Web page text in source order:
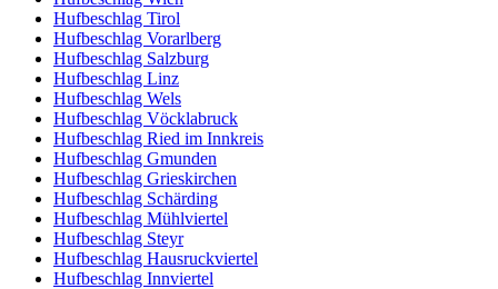
Hufbeschlag Tirol
Hufbeschlag Vorarlberg
Hufbeschlag Salzburg
Hufbeschlag Linz
Hufbeschlag Wels
Hufbeschlag Vöcklabruck
Hufbeschlag Ried im Innkreis
Hufbeschlag Gmunden
Hufbeschlag Grieskirchen
Hufbeschlag Schärding
Hufbeschlag Mühlviertel
Hufbeschlag Steyr
Hufbeschlag Hausruckviertel
Hufbeschlag Innviertel